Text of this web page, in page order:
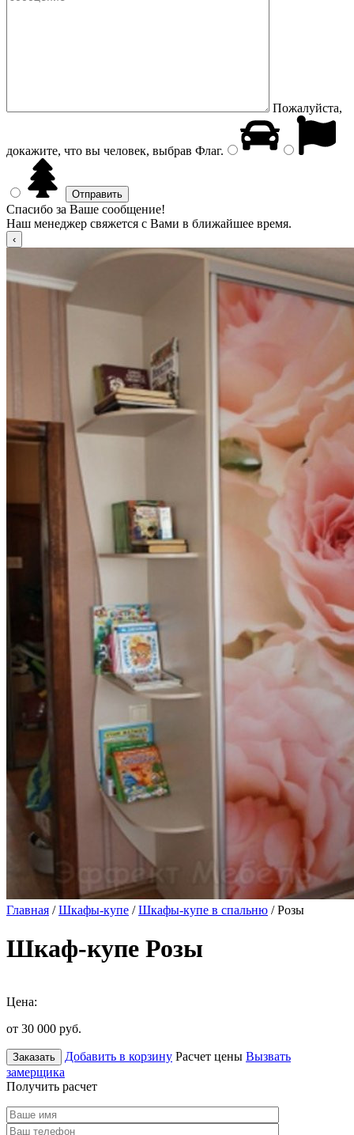
Пожалуйста,
докажите, что вы человек, выбрав Флаг.
Спасибо за Ваше сообщение!
Наш менеджер свяжется с Вами в ближайшее время.
Главная /Шкафы-купе /Шкафы-купе в спальню / Розы
Шкаф-купе Розы
Цена:
от 30 000 руб.
Заказать Добавить в корзину Расчет цены Вызвать
замерщика
Получить расчет